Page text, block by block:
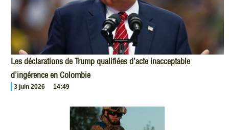
Les déclarations de Trump qualifiées d’acte inacceptable
d’ingérence en Colombie
3 juin 2026 14:49